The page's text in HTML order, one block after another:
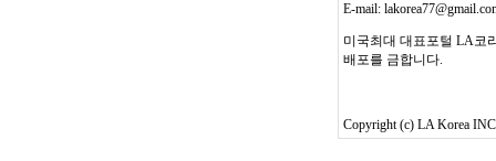
E-mail:
미국최대 대표포털 LA코
배포를 금합니다.
Copyright (c) LA Korea